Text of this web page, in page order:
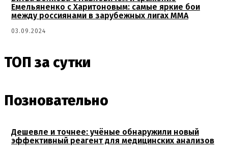
Емельяненко с Харитоновым: самые яркие бои
между россиянами в зарубежных лигах MMA
03.09.2024
ТОП за сутки
Позновательно
Дешевле и точнее: учёные обнаружили новый
эффективный реагент для медицинских анализов